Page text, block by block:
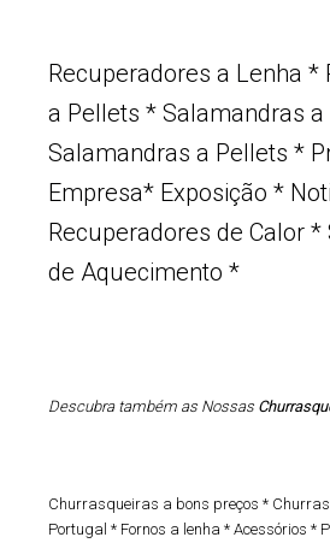
Recuperadores a Lenha *
a Pellets *Salamandras a
Salamandras a Pellets *
Empresa* Exposição*
Recuperadores de Calor *
de Aquecimento *
Descubra também as Nossas
Churrasqueiras a bons preços *
Portugal * Fornos a lenha *Acessórios*